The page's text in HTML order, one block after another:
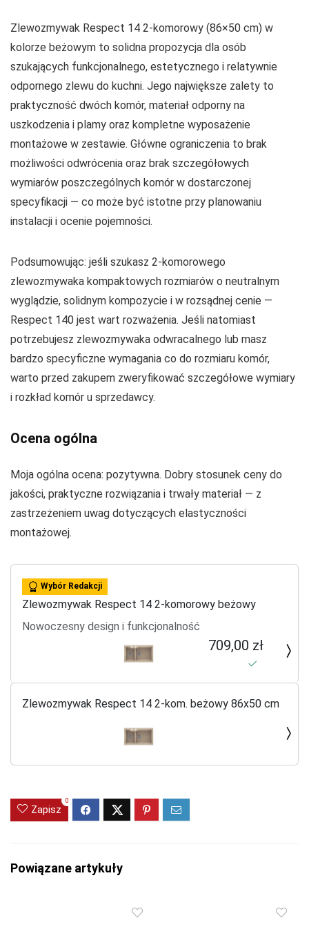
Zlewozmywak Respect 14 2-komorowy (86×50 cm) w
kolorze beżowym to solidna propozycja dla osób
szukających funkcjonalnego, estetycznego i relatywnie
odpornego zlewu do kuchni. Jego największe zalety to
praktyczność dwóch komór, materiał odporny na
uszkodzenia i plamy oraz kompletne wyposażenie
montażowe w zestawie. Główne ograniczenia to brak
możliwości odwrócenia oraz brak szczegółowych
wymiarów poszczególnych komór w dostarczonej
specyfikacji — co może być istotne przy planowaniu
instalacji i ocenie pojemności.
Podsumowując: jeśli szukasz 2-komorowego
zlewozmywaka kompaktowych rozmiarów o neutralnym
wyglądzie, solidnym kompozycie i w rozsądnej cenie —
Respect 140 jest wart rozważenia. Jeśli natomiast
potrzebujesz zlewozmywaka odwracalnego lub masz
bardzo specyficzne wymagania co do rozmiaru komór,
warto przed zakupem zweryfikować szczegółowe wymiary
i rozkład komór u sprzedawcy.
Ocena ogólna
Moja ogólna ocena: pozytywna. Dobry stosunek ceny do
jakości, praktyczne rozwiązania i trwały materiał — z
zastrzeżeniem uwag dotyczących elastyczności
montażowej.
Wybór Redakcji
Zlewozmywak Respect 14 2-komorowy beżowy
Nowoczesny design i funkcjonalność
709,00 zł
Zlewozmywak Respect 14 2-kom. beżowy 86x50 cm
Zapisz
0
Powiązane artykuły